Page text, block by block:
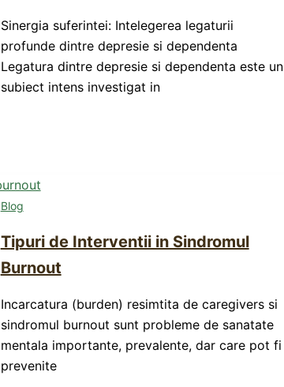
Sinergia suferintei: Intelegerea legaturii
profunde dintre depresie si dependenta
Legatura dintre depresie si dependenta este un
subiect intens investigat in
Blog
Tipuri de Interventii in Sindromul
Burnout
Incarcatura (burden) resimtita de caregivers si
sindromul burnout sunt probleme de sanatate
mentala importante, prevalente, dar care pot fi
prevenite